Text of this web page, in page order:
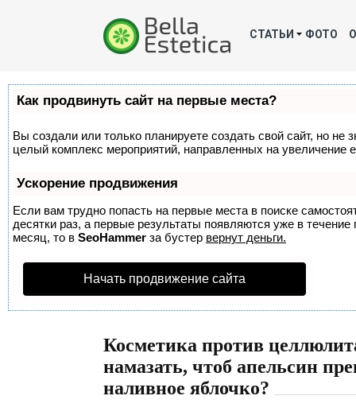
СТАТЬИ ФОТО
Как продвинуть сайт на первые места?
Вы создали или только планируете создать свой сайт, но не
целый комплекс мероприятий, направленных на увеличение
Ускорение продвижения
Если вам трудно попасть на первые места в поиске
десятки раз, а первые результаты появляются уже в
месяц, то в SeoHammer за бустер вернут деньги.
Начать продвижение сайта
Косметика против
намазать, чтоб апельсин
наливное яблочко?